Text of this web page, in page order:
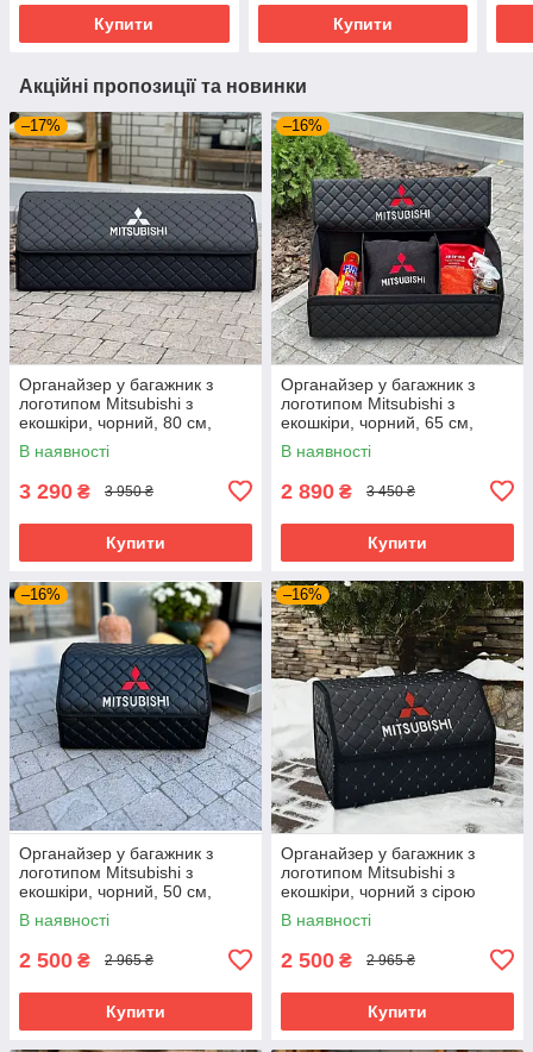
Купити Купити
Акційні пропозиції та новинки
–17%
Органайзер у багажник з
логотипом Mitsubishi з
екошкіри, чорний, 80 см,
складаний органайзер у
багажник
В наявності
3 290 ₴ 3 950 ₴
Купити
–16%
Органайзер у багажник з
логотипом Mitsubishi з
екошкіри, чорний, 65 см,
автоорганайзер
В наявності
2 890 ₴ 3 450 ₴
Купити
–16%
Органайзер у багажник з
логотипом Mitsubishi з
екошкіри, чорний, 50 см,
складаний органайзер у
багажник
В наявності
2 500 ₴ 2 965 ₴
Купити
–16%
Органайзер у багажник з
логотипом Mitsubishi з
екошкіри, чорний з сірою
ниткою, 50 см, коробка в
багажник
В наявності
2 500 ₴ 2 965 ₴
Купити